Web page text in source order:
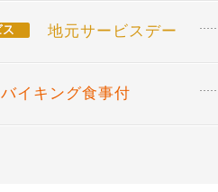
地元サービスデー
バイキング食事付